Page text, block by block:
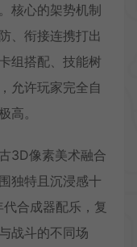
核心的架势机制
、衔接连携打出
组搭配、技能树
允许玩家完全自
高。
3D像素美术融合
独特且沉浸感十
合成器配乐，复
战斗的不同场